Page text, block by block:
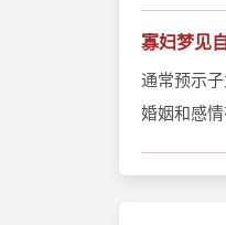
寡妇梦见
通常预示
婚姻和感情